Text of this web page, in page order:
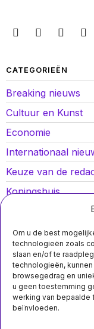
Om u de best
technologieën zoals
slaan en/of te
technologieën,
browsegedrag en
u geen toestemming
werking van
beïnvloeden.
CATEGORIEËN
Breaking nieuws
Cultuur en Kunst
Economie
Internationaal
Keuze van de
Koningshuis
Oorlog in Oekraïne
Opinies
Politiek
Sport